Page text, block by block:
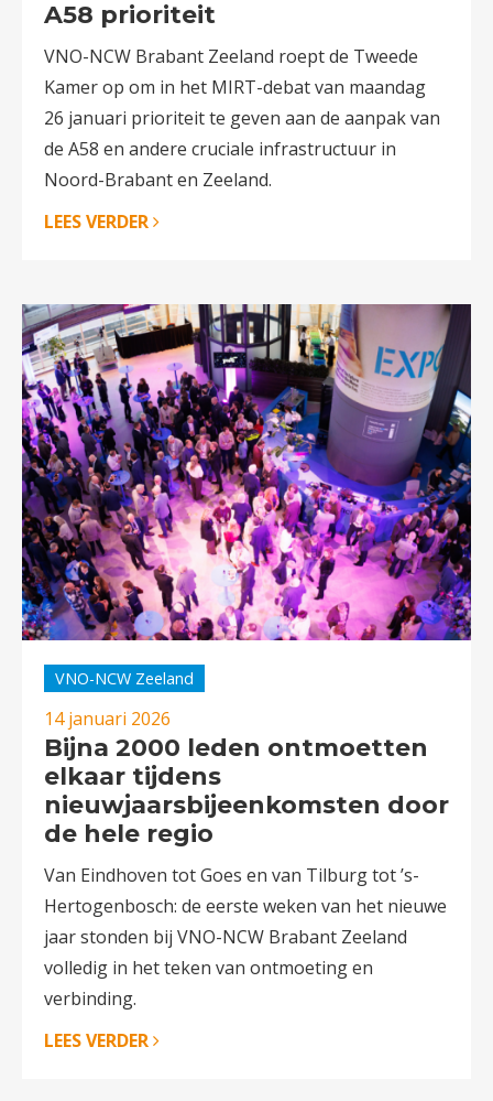
A58 prioriteit
VNO-NCW Brabant Zeeland roept de Tweede
Kamer op om in het MIRT-debat van maandag
26 januari prioriteit te geven aan de aanpak van
de A58 en andere cruciale infrastructuur in
Noord-Brabant en Zeeland.
LEES VERDER
VNO-NCW Zeeland
14 januari 2026
Bijna 2000 leden ontmoetten
elkaar tijdens
nieuwjaarsbijeenkomsten door
de hele regio
Van Eindhoven tot Goes en van Tilburg tot ’s-
Hertogenbosch: de eerste weken van het nieuwe
jaar stonden bij VNO-NCW Brabant Zeeland
volledig in het teken van ontmoeting en
verbinding.
LEES VERDER